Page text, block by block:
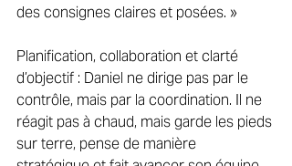
des consignes claires et posées. »
Planification, collaboration et clarté
d’objectif : Daniel ne dirige pas par le
contrôle, mais par la coordination. Il ne
réagit pas à chaud, mais garde les pieds
sur terre, pense de manière